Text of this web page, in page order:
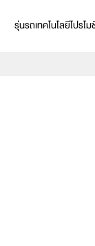
รุ่นรถเทคโนโลยีโปรโ